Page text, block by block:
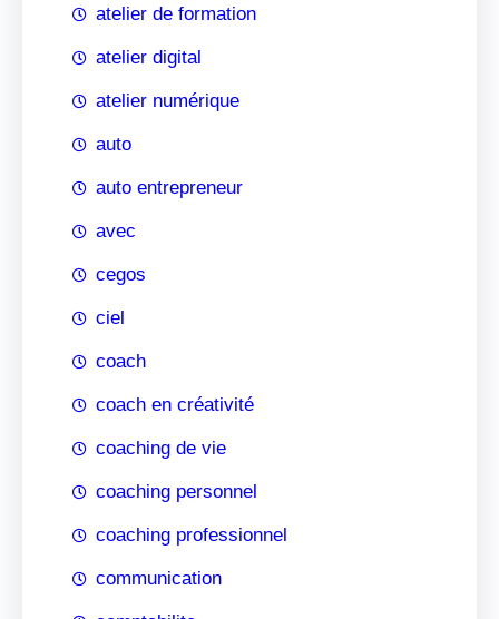
atelier de formation
atelier digital
atelier numérique
auto
auto entrepreneur
avec
cegos
ciel
coach
coach en créativité
coaching de vie
coaching personnel
coaching professionnel
communication